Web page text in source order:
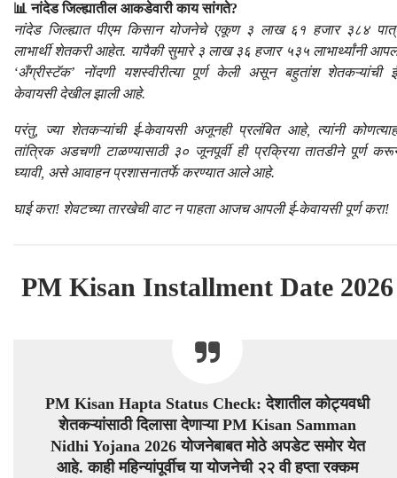
📊 नांदेड जिल्ह्यातील आकडेवारी काय सांगते?
नांदेड जिल्ह्यात पीएम किसान योजनेचे एकूण ३ लाख ६१ हजार ३८४
लाभार्थी शेतकरी आहेत. यापैकी सुमारे ३ लाख ३६ हजार ५३५ लाभार्थ्यांनी
‘अँग्रीस्टॅक’ नोंदणी यशस्वीरीत्या पूर्ण केली असून बहुतांश शेतकऱ्यांची
केवायसी देखील झाली आहे.
परंतु, ज्या शेतकऱ्यांची ई-केवायसी अजूनही प्रलंबित आहे, त्यांनी
तांत्रिक अडचणी टाळण्यासाठी ३० जूनपूर्वी ही प्रक्रिया तातडीने पूर्ण
घ्यावी, असे आवाहन प्रशासनातर्फे करण्यात आले आहे.
घाई करा! शेवटच्या तारखेची वाट न पाहता आजच आपली ई-केवायसी पूर्ण करा!
PM Kisan Installment Date 2026
PM Kisan Hapta Status Check: देशातील कोट्यवधी
शेतकऱ्यांसाठी दिलासा देणाऱ्या PM Kisan Samman
Nidhi Yojana 2026 योजनेबाबत मोठे अपडेट समोर येत
आहे. काही महिन्यांपूर्वीच या योजनेची २२ वी हप्ता रक्कम